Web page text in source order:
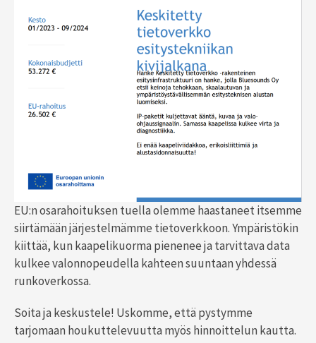
EU:n osarahoituksen tuella olemme haastaneet itsemme
siirtämään järjestelmämme tietoverkkoon. Ympäristökin
kiittää, kun kaapelikuorma pienenee ja tarvittava data
kulkee valonnopeudella kahteen suuntaan yhdessä
runkoverkossa.
Soita ja keskustele! Uskomme, että pystymme
tarjomaan houkuttelevuutta myös hinnoittelun kautta.